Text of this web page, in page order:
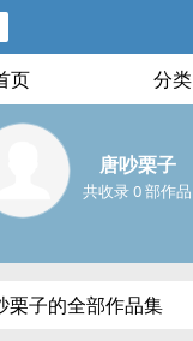
页 分类
唐吵栗子
共收录 0 部作品
栗子的全部作品集